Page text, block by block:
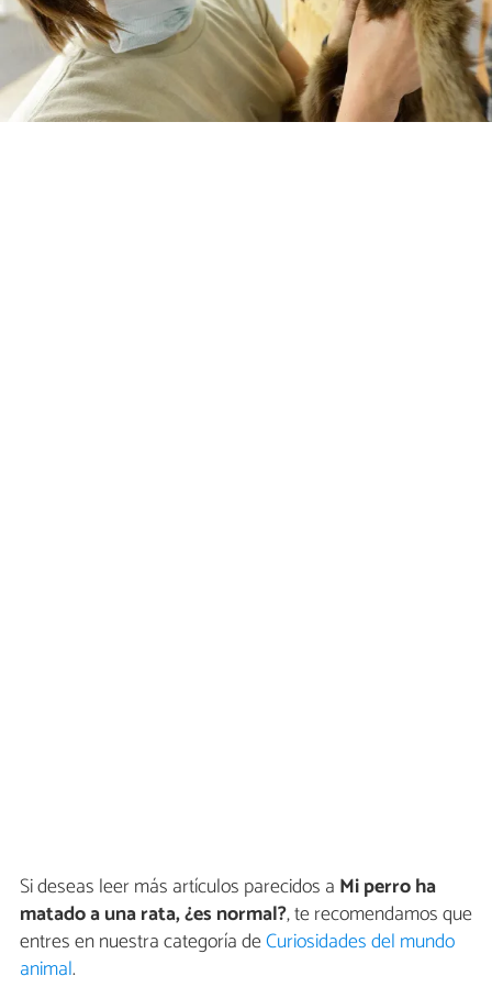
Si deseas leer más artículos parecidos a Mi perro ha
matado a una rata, ¿es normal?, te recomendamos que
entres en nuestra categoría deCuriosidades del mundo
animal.